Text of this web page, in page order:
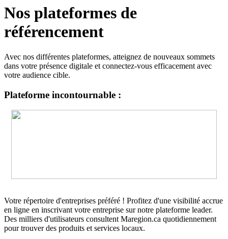
Nos plateformes de
référencement
Avec nos différentes plateformes, atteignez de nouveaux sommets
dans votre présence digitale et connectez-vous efficacement avec
votre audience cible.
Plateforme incontournable :
Votre répertoire d'entreprises préféré ! Profitez d'une visibilité accrue
en ligne en inscrivant votre entreprise sur notre plateforme leader.
Des milliers d'utilisateurs consultent Maregion.ca quotidiennement
pour trouver des produits et services locaux.